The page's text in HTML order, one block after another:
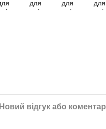
Новий відгук або коментар